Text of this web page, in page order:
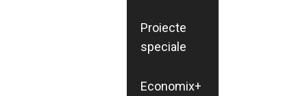
Proiecte
speciale
Economix+